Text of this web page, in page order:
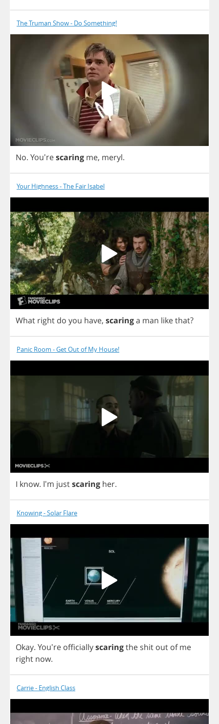
The Truman Show - Do Something!
No. You'rescaring me, meryl.
Your Highness - The Fair Isabel
What right do you have, scaringa man likethat?
Panic Room - Get Out of My House!
I know. I'm justscaring her.
Knowing - Solar Flare
Okay. You're officiallyscaringthe shit out of me
right now.
Carrie - English Class